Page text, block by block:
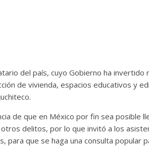
del país, cuyo Gobierno ha invertido
de vivienda, espacios educativos y
de que en México por fin sea posible
delitos, por lo que invitó a los
para que se haga una consulta popular